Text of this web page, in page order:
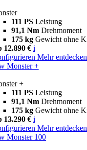
111 PS Leistung
91,1 Nm Drehmoment
175 kg Gewicht ohne
12.890 € i
Mehr entdecken
Monster +
+
111 PS Leistung
91,1 Nm Drehmoment
175 kg Gewicht ohne
13.290 € i
Mehr entdecken
Monster 100